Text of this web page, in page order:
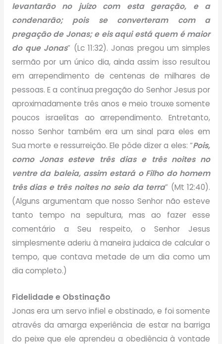
levantarão no juízo com esta geração, e a
condenarão; pois se converteram com a
pregação de Jonas; e eis aqui está quem é maior
do que Jonas” (Lc 11:32). Jonas pregou um simples
sermão por um único dia, ainda assim isso resultou
em arrependimento de centenas de milhares de
pessoas. E a contínua pregação do Senhor Jesus por
aproximadamente três anos e meio trouxe somente
poucos israelitas ao arrependimento. Entretanto,
nosso Senhor também era um sinal para eles em
Sua morte e ressurreição. Ele pôde dizer a eles: “Pois,
como Jonas esteve três dias e três noites no
ventre da baleia, assim estará o Filho do homem
três dias e três noites no seio da terra” (Mt 12:40).
(Alguns argumentam que nosso Senhor não esteve
tanto tempo na sepultura, mas ao fazer esse
comentário a Seu respeito, o Senhor Jesus
simplesmente aderiu à maneira judaica de calcular o
tempo, que contava metade de um dia como um
dia completo.)
Fidelidade e Obstinação
Jonas era um servo infiel e obstinado, e foi somente
através da amarga experiência de estar na barriga
do peixe que ele aprendeu a obediência à vontade